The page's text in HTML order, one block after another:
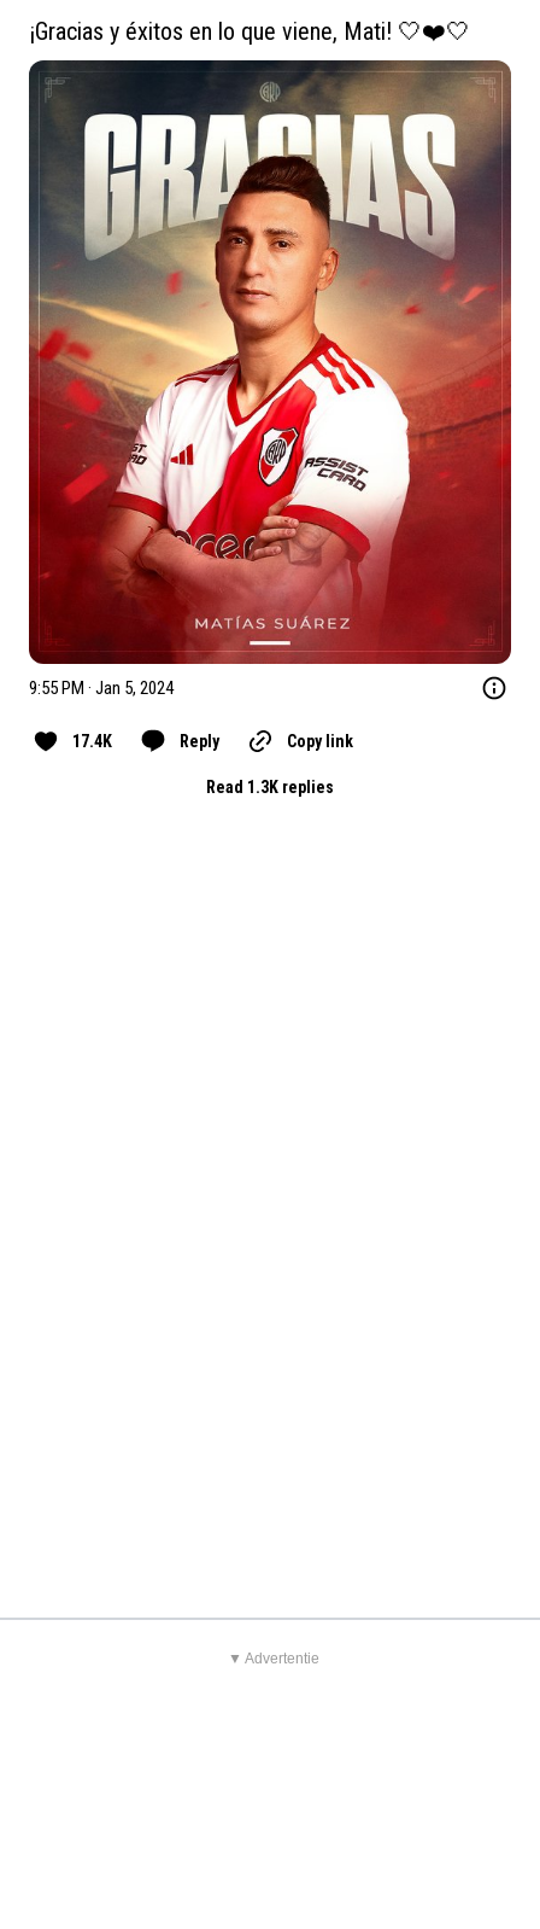
¡Gracias y éxitos en lo que viene, Mati! 🤍❤️🤍
9:55 PM · Jan 5, 2024
17.4K Reply Copy link
Read 1.3K replies
▼ Advertentie